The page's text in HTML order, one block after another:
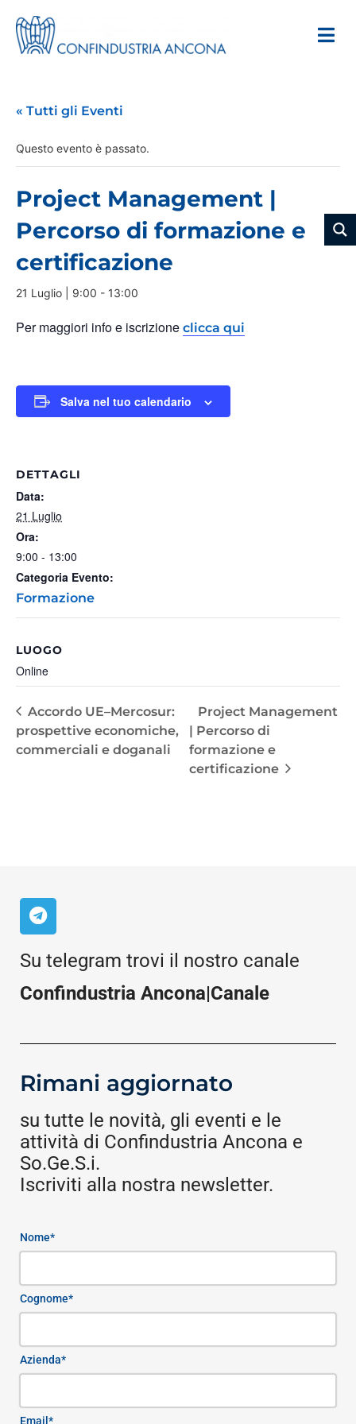
« Tutti gli Eventi
Questo evento è passato.
Project Management |
Percorso di formazione e
certificazione
21 Luglio | 9:00 - 13:00
Per maggiori info e iscrizione clicca qui
Salva nel tuo calendario
DETTAGLI
Data:
21 Luglio
Ora:
9:00 - 13:00
Categoria Evento:
Formazione
LUOGO
Online
Accordo UE–Mercosur:
prospettive economiche,
commerciali e doganali
Project Management
| Percorso di
formazione e
certificazione
Su telegram trovi il nostro canale
Confindustria Ancona|Canale
Rimani aggiornato
su tutte le novità, gli eventi e le
attività di Confindustria Ancona e
So.Ge.S.i.
Iscriviti alla nostra newsletter.
Nome*
Cognome*
Azienda*
Email*